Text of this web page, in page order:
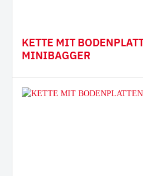
KETTE MIT
MINIBAGGER